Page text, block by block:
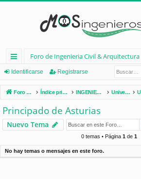
nl
ac
es
rá
pi
d
Foro de Ingenieria Civil & Arquitectura
Identificarse Registrarse
Foro de Ingenieria Civil & Arquitectura Índice principal INGENIERÍA CIVIL (España) Universidades de España
Principado de Asturias
Nuevo Tema
0 temas • Página 1de 1
No hay temas o mensajes en este foro.